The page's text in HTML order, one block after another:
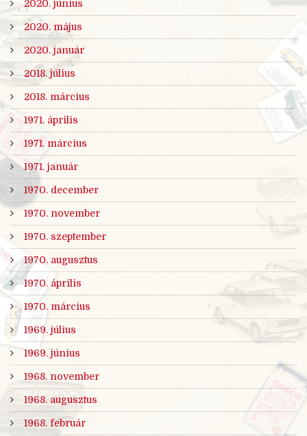
2020. június
2020. május
2020. január
2018. július
2018. március
1971. április
1971. március
1971. január
1970. december
1970. november
1970. szeptember
1970. augusztus
1970. április
1970. március
1969. július
1969. június
1968. november
1968. augusztus
1968. február